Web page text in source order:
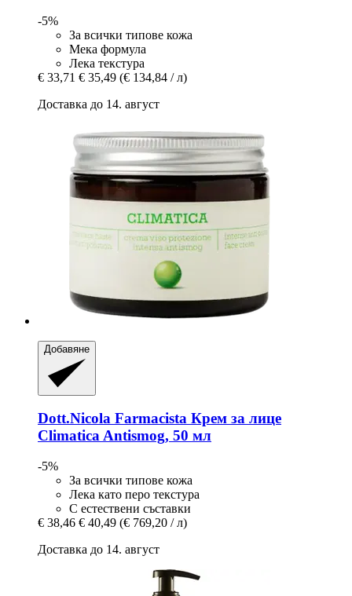
-5%
За всички типове кожа
Мека формула
Лека текстура
€ 33,71 € 35,49 (€ 134,84 / л)
Доставка до 14. август
Добавяне
Dott.Nicola Farmacista Крем за лице
Climatica Antismog, 50 мл
-5%
За всички типове кожа
Лека като перо текстура
С естествени съставки
€ 38,46 € 40,49 (€ 769,20 / л)
Доставка до 14. август